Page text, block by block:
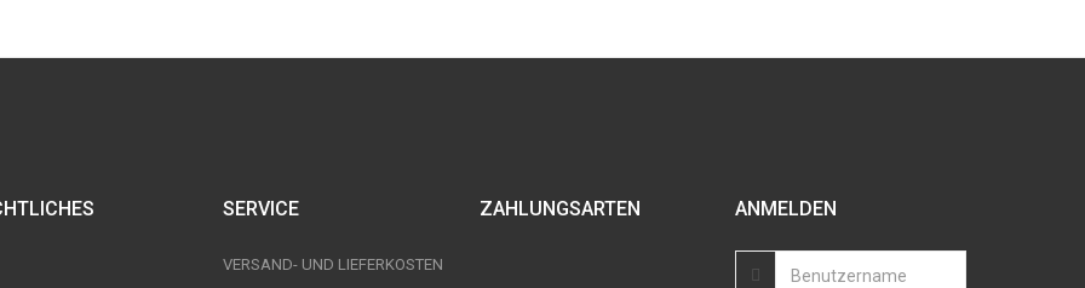
SERVICE
VERSAND- UND LIEFERKOSTEN
ZAHLUNGSARTEN ANMELDEN